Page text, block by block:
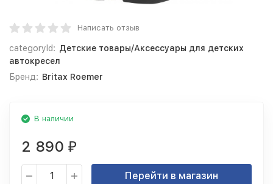
Написать отзыв
categoryId: Детские товары/Аксессуары для детских
автокресел
Бренд: Britax Roemer
В наличии
2 890 ₽
Перейти в магазин